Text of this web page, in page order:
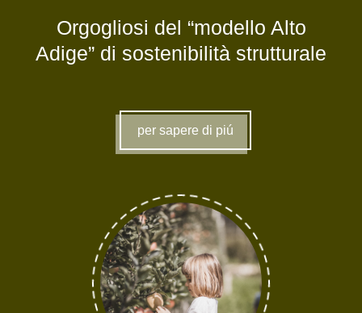
Orgogliosi del “modello Alto
Adige” di sostenibilità strutturale
per sapere di piú